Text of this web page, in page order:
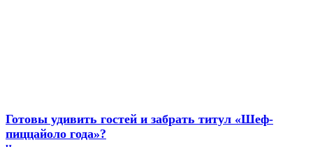
Готовы удивить гостей и забрать титул «Шеф-
пиццайоло года»?